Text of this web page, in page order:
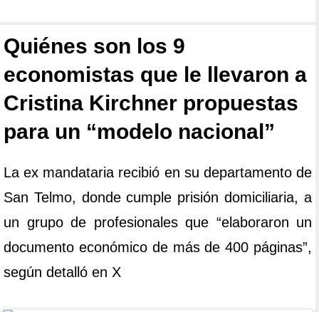
Quiénes son los 9
economistas que le llevaron a
Cristina Kirchner propuestas
para un “modelo nacional”
La ex mandataria recibió en su departamento de
San Telmo, donde cumple prisión domiciliaria, a
un grupo de profesionales que “elaboraron un
documento económico de más de 400 páginas”,
según detalló en X